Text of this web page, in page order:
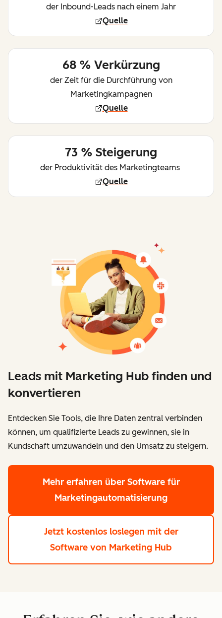
der Inbound-Leads nach einem Jahr
Quelle
68 % Verkürzung
der Zeit für die Durchführung von
Marketingkampagnen
Quelle
73 % Steigerung
der Produktivität des Marketingteams
Quelle
Leads mit Marketing Hub finden und
konvertieren
Entdecken Sie Tools, die Ihre Daten zentral verbinden
können, um qualifizierte Leads zu gewinnen, sie in
Kundschaft umzuwandeln und den Umsatz zu steigern.
Mehr erfahren über Software für
Marketingautomatisierung
Jetzt kostenlos loslegen mit der
Software von Marketing Hub